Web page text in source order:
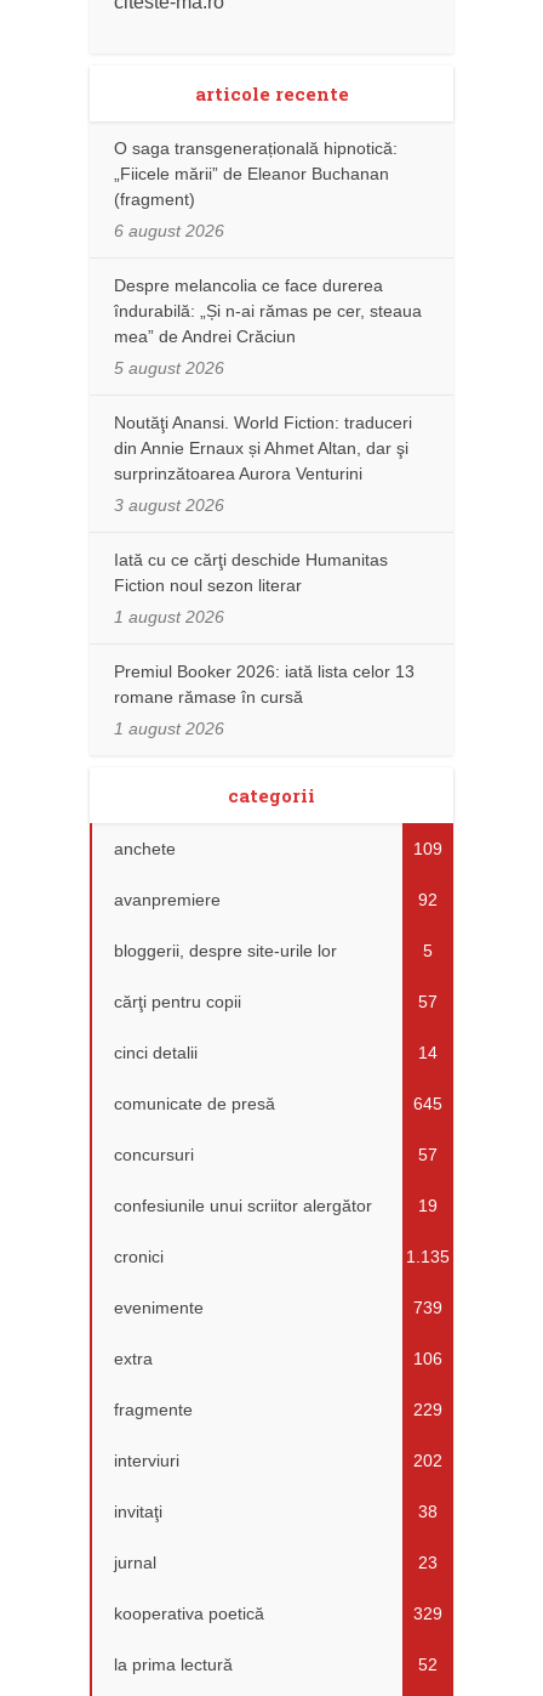
articole recente
O saga transgenerațională hipnotică:
„Fiicele mării” de Eleanor Buchanan
(fragment)
6 august 2026
Despre melancolia ce face durerea
îndurabilă: „Și n-ai rămas pe cer, steaua
mea” de Andrei Crăciun
5 august 2026
Noutăţi Anansi. World Fiction: traduceri
din Annie Ernaux și Ahmet Altan, dar şi
surprinzătoarea Aurora Venturini
3 august 2026
Iată cu ce cărţi deschide Humanitas
Fiction noul sezon literar
1 august 2026
Premiul Booker 2026: iată lista celor 13
romane rămase în cursă
1 august 2026
categorii
anchete 109
avanpremiere 92
bloggerii, despre site-urile lor 5
cărţi pentru copii 57
cinci detalii 14
comunicate de presă 645
concursuri 57
confesiunile unui scriitor alergător 19
cronici 1.135
evenimente 739
extra 106
fragmente 229
interviuri 202
invitaţi 38
jurnal 23
kooperativa poetică 329
la prima lectură 52